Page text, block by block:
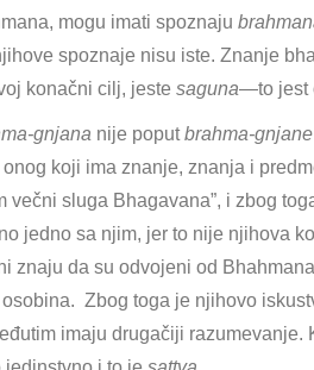
mogu imati spoznaju
spoznaje nisu iste. Znanje
konačni cilj, jeste saguna—to jest
gnjana nije poput brahma-gnjane
koji ima znanje, znanja i
večni sluga Bhagavana”, i zbog
jedno sa njim, jer to nije njihova
znaju da su odvojeni od
Zbog toga je njihovo
imaju drugačiji razumevanje.